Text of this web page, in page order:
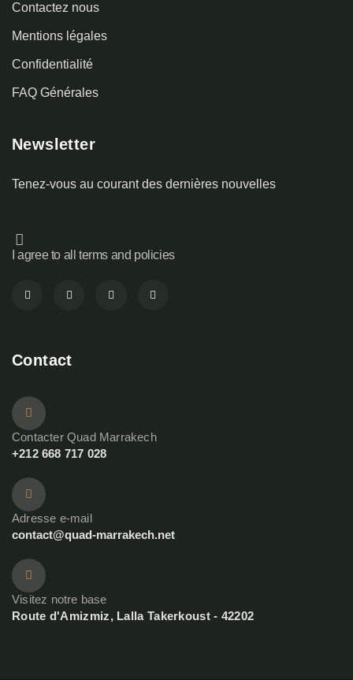
Contactez nous
Mentions légales
Confidentialité
FAQ Générales
Newsletter
Tenez-vous au courant des dernières nouvelles
I agree to all terms and policies
Contact
Contacter Quad Marrakech
+212 668 717 028
Adresse e-mail
contact@quad-marrakech.net
Visitez notre base
Route d'Amizmiz, Lalla Takerkoust - 42202